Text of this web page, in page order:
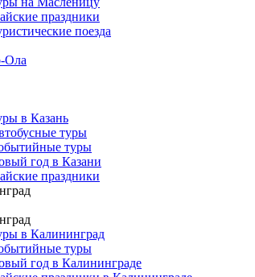
праздники
поезда
Ола
в Казань
туры
туры
год в Казани
праздники
в Калининград
туры
год в Калининграде